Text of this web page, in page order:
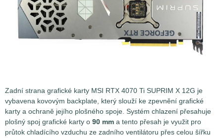
Zadní strana grafické karty MSI RTX 4070 Ti SUPRIM X 12G je
vybavena kovovým backplate, který slouží ke zpevnění grafické
karty a ochraně jejího plošného spoje. Systém chlazení přesahuje
plošný spoj grafické karty o 90 mm a tento přesah je využit pro
průtok chladícího vzduchu ze zadního ventilátoru přes celou šířku